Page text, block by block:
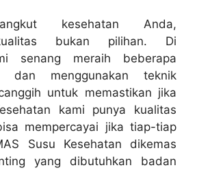
kesehatan Anda,
bukan pilihan. Di
senang meraih beberapa
dan menggunakan teknik
untuk memastikan jika
kami punya kualitas
mempercayai jika tiap-tiap
Susu Kesehatan dikemas
yang dibutuhkan badan